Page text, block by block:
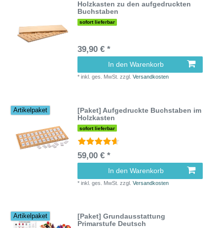
Holzkasten zu den aufgedruckten
Buchstaben
sofort lieferbar
39,90 € *
In den Warenkorb
*inkl. ges. MwSt. zzgl.Versandkosten
Artikelpaket
[Paket] Aufgedruckte Buchstaben im
Holzkasten
sofort lieferbar
59,00 € *
In den Warenkorb
*inkl. ges. MwSt. zzgl.Versandkosten
Artikelpaket
[Paket] Grundausstattung
Primarstufe Deutsch